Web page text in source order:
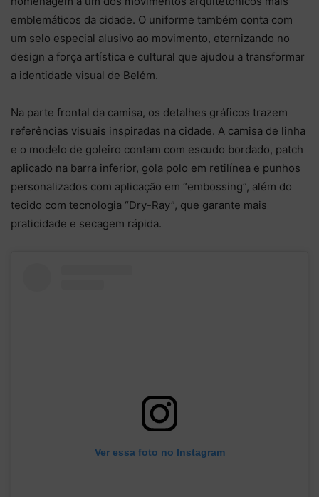
emblemáticos da cidade. O uniforme também conta com
um selo especial alusivo ao movimento, eternizando no
design a força artística e cultural que ajudou a transformar
a identidade visual de Belém.
Na parte frontal da camisa, os detalhes gráficos trazem
referências visuais inspiradas na cidade. A camisa de linha
e o modelo de goleiro contam com escudo bordado, patch
aplicado na barra inferior, gola polo em retilínea e punhos
personalizados com aplicação em “embossing”, além do
tecido com tecnologia “Dry-Ray”, que garante mais
praticidade e secagem rápida.
Ver essa foto no Instagram